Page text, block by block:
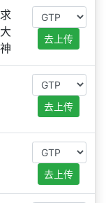
求
大
神
去上传
去上传
去上传